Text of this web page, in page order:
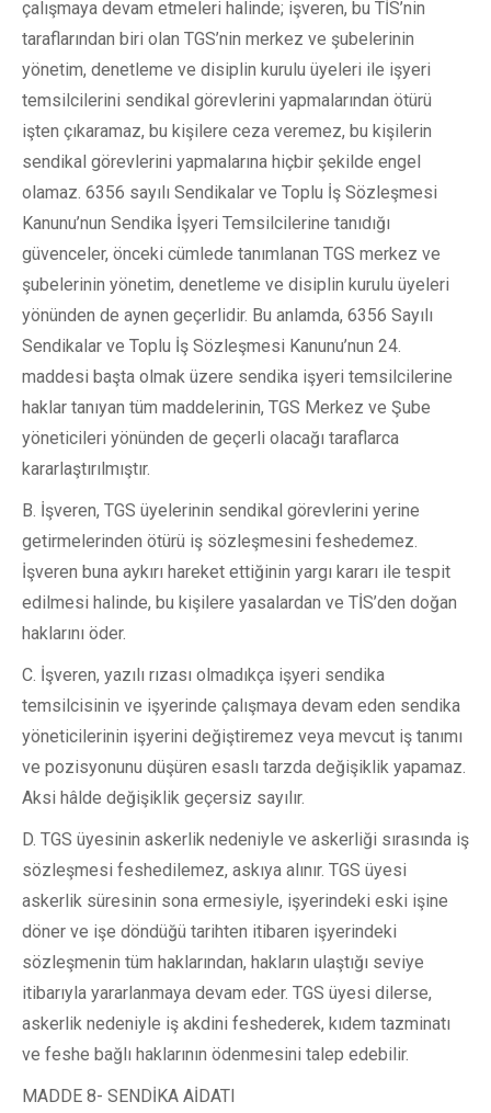
çalışmaya devam etmeleri halinde; işveren, bu TİS’nin
taraflarından biri olan TGS’nin merkez ve şubelerinin
yönetim, denetleme ve disiplin kurulu üyeleri ile işyeri
temsilcilerini sendikal görevlerini yapmalarından ötürü
işten çıkaramaz, bu kişilere ceza veremez, bu kişilerin
sendikal görevlerini yapmalarına hiçbir şekilde engel
olamaz. 6356 sayılı Sendikalar ve Toplu İş Sözleşmesi
Kanunu’nun Sendika İşyeri Temsilcilerine tanıdığı
güvenceler, önceki cümlede tanımlanan TGS merkez ve
şubelerinin yönetim, denetleme ve disiplin kurulu üyeleri
yönünden de aynen geçerlidir. Bu anlamda, 6356 Sayılı
Sendikalar ve Toplu İş Sözleşmesi Kanunu’nun 24.
maddesi başta olmak üzere sendika işyeri temsilcilerine
haklar tanıyan tüm maddelerinin, TGS Merkez ve Şube
yöneticileri yönünden de geçerli olacağı taraflarca
kararlaştırılmıştır.
B. İşveren, TGS üyelerinin sendikal görevlerini yerine
getirmelerinden ötürü iş sözleşmesini feshedemez.
İşveren buna aykırı hareket ettiğinin yargı kararı ile tespit
edilmesi halinde, bu kişilere yasalardan ve TİS’den doğan
haklarını öder.
C. İşveren, yazılı rızası olmadıkça işyeri sendika
temsilcisinin ve işyerinde çalışmaya devam eden sendika
yöneticilerinin işyerini değiştiremez veya mevcut iş tanımı
ve pozisyonunu düşüren esaslı tarzda değişiklik yapamaz.
Aksi hâlde değişiklik geçersiz sayılır.
D. TGS üyesinin askerlik nedeniyle ve askerliği sırasında iş
sözleşmesi feshedilemez, askıya alınır. TGS üyesi
askerlik süresinin sona ermesiyle, işyerindeki eski işine
döner ve işe döndüğü tarihten itibaren işyerindeki
sözleşmenin tüm haklarından, hakların ulaştığı seviye
itibarıyla yararlanmaya devam eder. TGS üyesi dilerse,
askerlik nedeniyle iş akdini feshederek, kıdem tazminatı
ve feshe bağlı haklarının ödenmesini talep edebilir.
MADDE 8- SENDİKA AİDATI